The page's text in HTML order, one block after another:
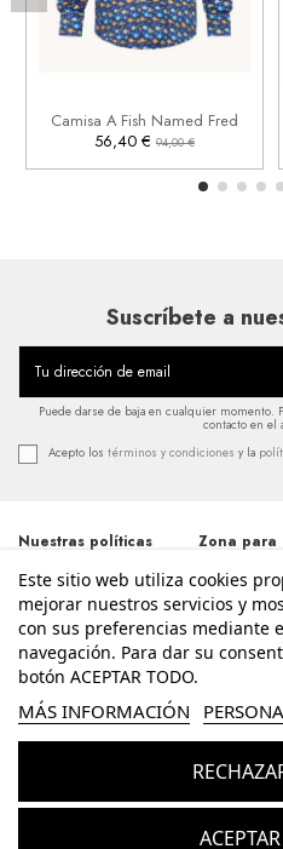
Camisa A Fish Named Fred
56,40 € 94,00 €
 Añadir al carrito
Suscríbete a
Puede darse de baja en cualquier
contacto en el
Acepto los términos y condiciones y la
Nuestras políticas
Términos y
condiciones
Política de
privacidad
Aviso legal
Accesibilidad
Zona para
Iniciar
Mi cuenta
Historial
Contacte
Guía Tallas
Este sitio web utiliza cookies
mejorar nuestros servicios y
con sus preferencias mediante
navegación. Para dar su
botón ACEPTAR TODO.
MÁS INFORMACIÓN